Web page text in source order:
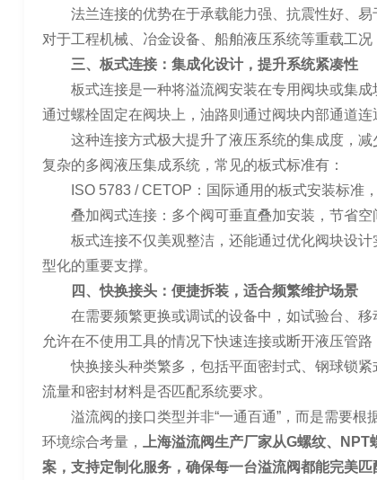
法兰连接的优势在于承载能力强、抗震性好、
对于工程机械、冶金设备、船舶液压系统等重载工况
三、板式连接：集成化设计，提升系统紧凑性
板式连接是一种将溢流阀安装在专用阀块或集
通过螺栓固定在阀块上，油路则通过阀块内部通道连
这种连接方式极大提升了液压系统的集成度，
复杂的多阀液压集成系统，常见的板式标准有：
ISO 5783 / CETOP：国际通用的板式安装标准
叠加阀式连接：多个阀可垂直叠加安装，节省空
板式连接不仅美观整洁，还能通过优化阀块设
型化的重要支撑。
四、快换接头：便捷拆装，适合频繁维护场景
在需要频繁更换或调试的设备中，如试验台、
允许在不使用工具的情况下快速连接或断开液压管路
快换接头种类繁多，包括平面密封式、钢球锁
流量和密封材料是否匹配系统要求。
溢流阀的接口类型并非“一通百通”，而是需要
环境综合考量，
上海溢流阀生产厂家从G螺纹、
案，支持定制化服务，确保每一台溢流阀都能完美